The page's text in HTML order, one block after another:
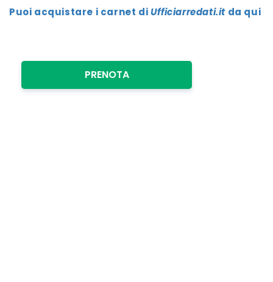
Puoi acquistare i carnet diUfficiarredati.it da qui
PRENOTA